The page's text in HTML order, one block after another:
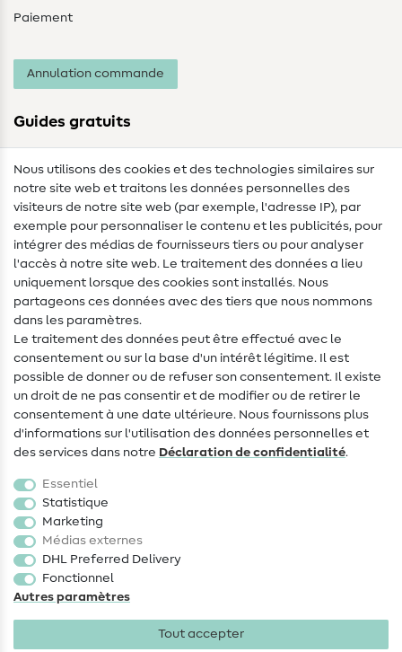
Paiement
Annulation commande
Guides gratuits
Lexique de couture
Tutos de couture
Aide & contact
Contact
Changement de propriétaire
FAQ
Droit de rétractation
Populaire
Accessoires de couture
Promotions
Nous utilisons des cookies et des technologies similaires sur
notre site web et traitons les données personnelles des
visiteurs de notre site web (par exemple, l'adresse IP), par
exemple pour personnaliser le contenu et les publicités, pour
intégrer des médias de fournisseurs tiers ou pour analyser
l'accès à notre site web. Le traitement des données a lieu
uniquement lorsque des cookies sont installés. Nous
partageons ces données avec des tiers que nous nommons
dans les paramètres.
Le traitement des données peut être effectué avec le
consentement ou sur la base d'un intérêt légitime. Il est
possible de donner ou de refuser son consentement. Il existe
un droit de ne pas consentir et de modifier ou de retirer le
consentement à une date ultérieure. Nous fournissons plus
d'informations sur l'utilisation des données personnelles et
des services dans notre Déclaration de confidentialité.
Essentiel
Statistique
Marketing
Médias externes
DHL Preferred Delivery
Fonctionnel
Autres paramètres
Tout accepter
Mentions légales
Protection des données CGV Droit